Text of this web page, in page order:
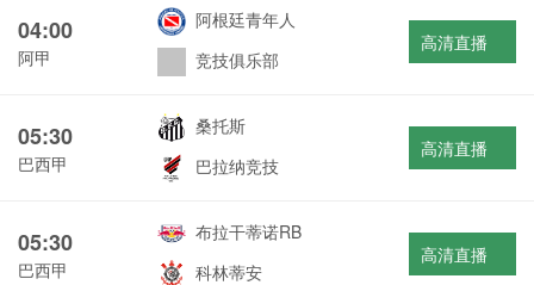
04:00
阿甲
阿根廷青年人
竞技俱乐部
高清直播
05:30
巴西甲
桑托斯
巴拉纳竞技
高清直播
05:30
巴西甲
布拉干蒂诺RB
科林蒂安
高清直播